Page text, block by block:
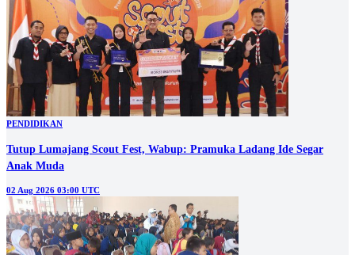
PENDIDIKAN
Tutup Lumajang Scout Fest, Wabup: Pramuka Ladang Ide Segar
Anak Muda
02 Aug 2026 03:00 UTC